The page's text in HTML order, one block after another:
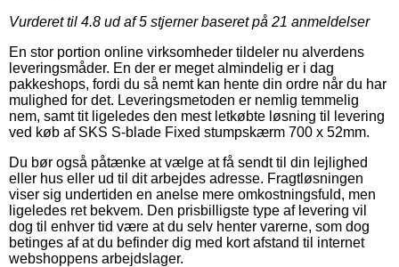
Vurderet til 4.8 ud af 5 stjerner baseret på 21 anmeldelser
En stor portion online virksomheder tildeler nu alverdens
leveringsmåder. En der er meget almindelig er i dag
pakkeshops, fordi du så nemt kan hente din ordre når du har
mulighed for det. Leveringsmetoden er nemlig temmelig
nem, samt tit ligeledes den mest letkøbte løsning til levering
ved køb af SKS S-blade Fixed stumpskærm 700 x 52mm.
Du bør også påtænke at vælge at få sendt til din lejlighed
eller hus eller ud til dit arbejdes adresse. Fragtløsningen
viser sig undertiden en anelse mere omkostningsfuld, men
ligeledes ret bekvem. Den prisbilligste type af levering vil
dog til enhver tid være at du selv henter varerne, som dog
betinges af at du befinder dig med kort afstand til internet
webshoppens arbejdslager.